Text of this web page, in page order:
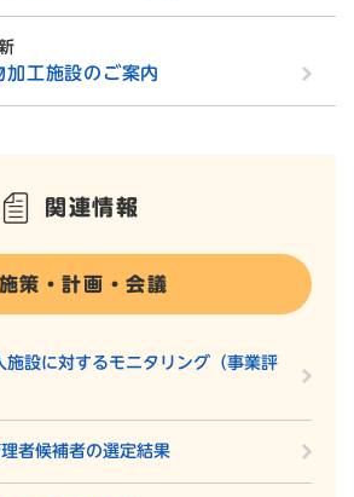
加工施設のご案内
関連情報
施策・計画・会議
施設に対するモニタリング（事業評
者候補者の選定結果